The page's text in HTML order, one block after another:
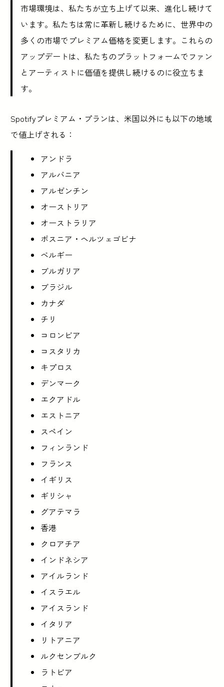
市場環境は、私たちが立ち上げて以来、進化し続けて
います。私たちは常に革新し続けるために、世界中の
多くの市場でプレミアム価格を変更します。これらの
アップデートは、私たちのプラットフォームでファン
とアーティストに価値を提供し続けるのに役立ちま
す。
Spotifyプレミアム・プランは、米国以外にも以下の地域
で値上げされる：
アンドラ
アルバニア
アルゼンチン
オーストリア
オーストラリア
ボスニア・ヘルツェゴビナ
ベルギー
ブルガリア
ブラジル
カナダ
チリ
コロンビア
コスタリカ
キプロス
デンマーク
エクアドル
エストニア
スペイン
フィンランド
フランス
イギリス
ギリシャ
グアテマラ
香港
クロアチア
インドネシア
アイルランド
イスラエル
アイスランド
イタリア
リトアニア
ルクセンブルク
ラトビア